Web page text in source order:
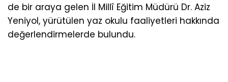
de bir araya gelen İl Millî Eğitim Müdürü Dr. Aziz
Yeniyol, yürütülen yaz okulu faaliyetleri hakkında
değerlendirmelerde bulundu.